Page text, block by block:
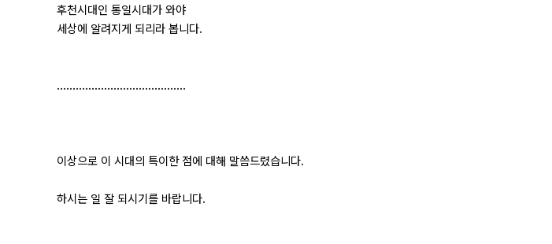
후천시대인 통일시대가 와야
세상에 알려지게 되리라 봅니다.
.........................................
이상으로 이 시대의 특이한 점에 대해 말씀드렸습니다.
하시는 일 잘 되시기를 바랍니다.